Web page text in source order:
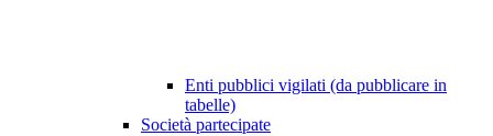
Enti pubblici vigilati (da pubblicare in
tabelle)
Società partecipate